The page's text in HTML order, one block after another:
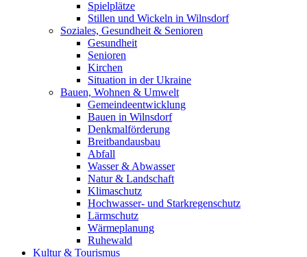
Spielplätze
Stillen und Wickeln in Wilnsdorf
Soziales, Gesundheit & Senioren
Gesundheit
Senioren
Kirchen
Situation in der Ukraine
Bauen, Wohnen & Umwelt
Gemeindeentwicklung
Bauen in Wilnsdorf
Denkmalförderung
Breitbandausbau
Abfall
Wasser & Abwasser
Natur & Landschaft
Klimaschutz
Hochwasser- und Starkregenschutz
Lärmschutz
Wärmeplanung
Ruhewald
Kultur & Tourismus